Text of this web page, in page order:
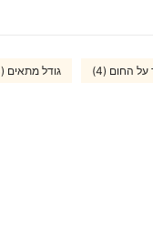
החום (4) גודל מתאים (3)